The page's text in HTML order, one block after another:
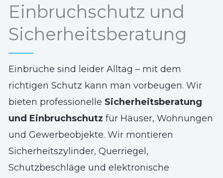
Einbruchschutz und
Sicherheitsberatung
Einbrüche sind leider Alltag – mit dem
richtigen Schutz kann man vorbeugen. Wir
bieten professionelle Sicherheitsberatung
und Einbruchschutz für Häuser, Wohnungen
und Gewerbeobjekte. Wir montieren
Sicherheitszylinder, Querriegel,
Schutzbeschläge und elektronische